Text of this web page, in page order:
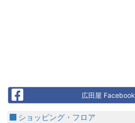
Facebook 広田屋 Facebook
ショッピング・フロア